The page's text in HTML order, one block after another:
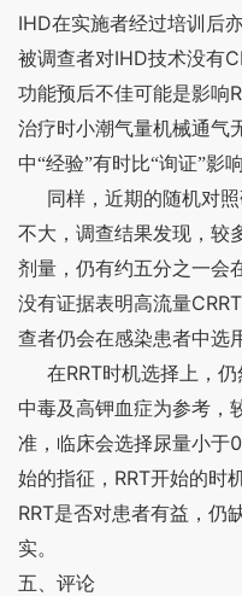
IHD在实施者经过培训后
被调查者对IHD技术没有
功能预后不佳可能是影响
治疗时小潮气量机械通气
中“经验”有时比“询证”影
同样，近期的随机对
不大，调查结果发现，较
剂量，仍有约五分之一会
没有证据表明高流量CRRT
查者仍会在感染患者中选
在RRT时机选择上，
中毒及高钾血症为参考，
准，临床会选择尿量小于
始的指征， RRT开始的时
RRT是否对患者有益，仍
实。
五、评论